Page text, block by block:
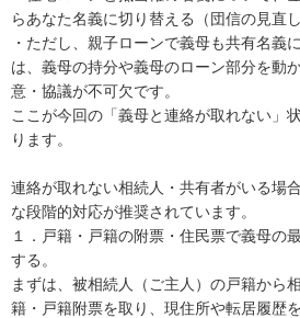
らあなた名義に切り替える（団信の見直
・ただし、親子ローンで義母も共有名義
は、義母の持分や義母のローン部分を動
意・協議が不可欠です。
ここが今回の「義母と連絡が取れない」
ります。
連絡が取れない相続人・共有者がいる場
な段階的対応が推奨されています。
１．戸籍・戸籍の附票・住民票で義母の
する。
まずは、被相続人（ご主人）の戸籍から
籍・戸籍附票を取り、現住所や転居履歴